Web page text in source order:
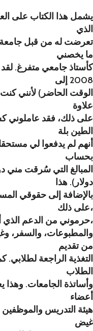
يشمل هذا الكتاب على
الذي
تعرضت له من قبل
ما يخصني
كأستاذ جامعي متفرغ.
2008 إلى
الوقت الحاضر) لأنني
علاوة
على ذلك، فقد عاملوني
الطين بلة
أنهم لم يدفعوا لي
بحساب
دولار). هذا
بالإضافة إلى حقوقي
على ذلك،
حرموني من الدعم الذي أستحقه، مثل المساعدة في التدريس،
والمطبوعات، والسفر،
من تقديم
التغذية الراجعة
الطلاب
وأساتذة الجامعات. وهذا
أعضاء
هيئة التدريس والموظفين
غيض